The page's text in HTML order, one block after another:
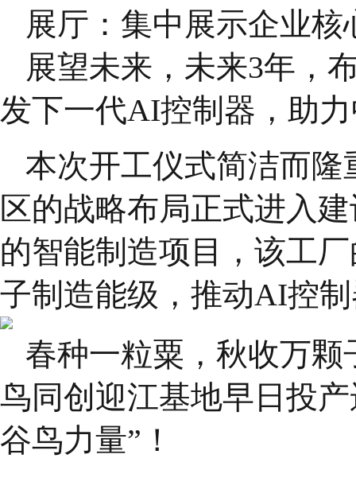
展厅：集中展示企业
展望未来，未来3年，
发下一代AI控制器，助
本次开工仪式简洁而
区的战略布局正式进入
的智能制造项目，该工
子制造能级，推动AI控
春种一粒粟，秋收万
鸟同创迎江基地早日投
谷鸟力量”！